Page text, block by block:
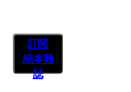
訂閱
紙本雜
誌